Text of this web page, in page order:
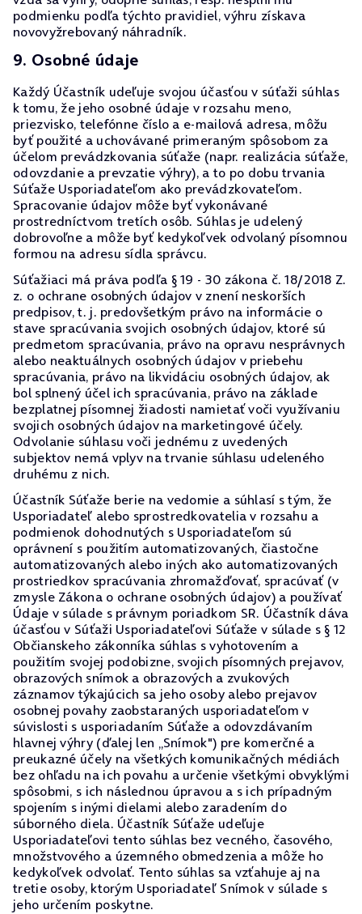
podmienku podľa týchto pravidiel, výhru získava
novovyžrebovaný náhradník.
9. Osobné údaje
Každý Účastník udeľuje svojou účasťou v súťaži súhlas
k tomu, že jeho osobné údaje v rozsahu meno,
priezvisko, telefónne číslo a e-mailová adresa, môžu
byť použité a uchovávané primeraným spôsobom za
účelom prevádzkovania súťaže (napr. realizácia súťaže,
odovzdanie a prevzatie výhry), a to po dobu trvania
Súťaže Usporiadateľom ako prevádzkovateľom.
Spracovanie údajov môže byť vykonávané
prostredníctvom tretích osôb. Súhlas je udelený
dobrovoľne a môže byť kedykoľvek odvolaný písomnou
formou na adresu sídla správcu.
Súťažiaci má práva podľa § 19 - 30 zákona č. 18/2018 Z.
z. o ochrane osobných údajov v znení neskorších
predpisov, t. j. predovšetkým právo na informácie o
stave spracúvania svojich osobných údajov, ktoré sú
predmetom spracúvania, právo na opravu nesprávnych
alebo neaktuálnych osobných údajov v priebehu
spracúvania, právo na likvidáciu osobných údajov, ak
bol splnený účel ich spracúvania, právo na základe
bezplatnej písomnej žiadosti namietať voči využívaniu
svojich osobných údajov na marketingové účely.
Odvolanie súhlasu voči jednému z uvedených
subjektov nemá vplyv na trvanie súhlasu udeleného
druhému z nich.
Účastník Súťaže berie na vedomie a súhlasí s tým, že
Usporiadateľ alebo sprostredkovatelia v rozsahu a
podmienok dohodnutých s Usporiadateľom sú
oprávnení s použitím automatizovaných, čiastočne
automatizovaných alebo iných ako automatizovaných
prostriedkov spracúvania zhromažďovať, spracúvať (v
zmysle Zákona o ochrane osobných údajov) a používať
Údaje v súlade s právnym poriadkom SR. Účastník dáva
účasťou v Súťaži Usporiadateľovi Súťaže v súlade s § 12
Občianskeho zákonníka súhlas s vyhotovením a
použitím svojej podobizne, svojich písomných prejavov,
obrazových snímok a obrazových a zvukových
záznamov týkajúcich sa jeho osoby alebo prejavov
osobnej povahy zaobstaraných usporiadateľom v
súvislosti s usporiadaním Súťaže a odovzdávaním
hlavnej výhry (ďalej len „Snímok") pre komerčné a
preukazné účely na všetkých komunikačných médiách
bez ohľadu na ich povahu a určenie všetkými obvyklými
spôsobmi, s ich následnou úpravou a s ich prípadným
spojením s inými dielami alebo zaradením do
súborného diela. Účastník Súťaže udeľuje
Usporiadateľovi tento súhlas bez vecného, časového,
množstvového a územného obmedzenia a môže ho
kedykoľvek odvolať. Tento súhlas sa vzťahuje aj na
tretie osoby, ktorým Usporiadateľ Snímok v súlade s
jeho určením poskytne.